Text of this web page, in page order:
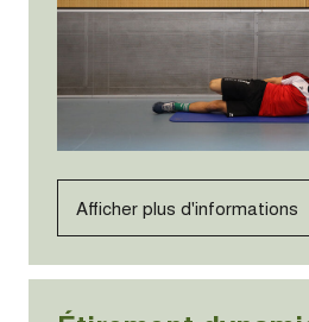
Afficher plus d'informations